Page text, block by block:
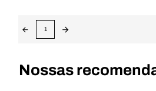
1
Nossas